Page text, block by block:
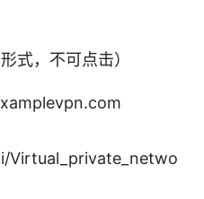
式，不可点击）
Virtual_private_netwo